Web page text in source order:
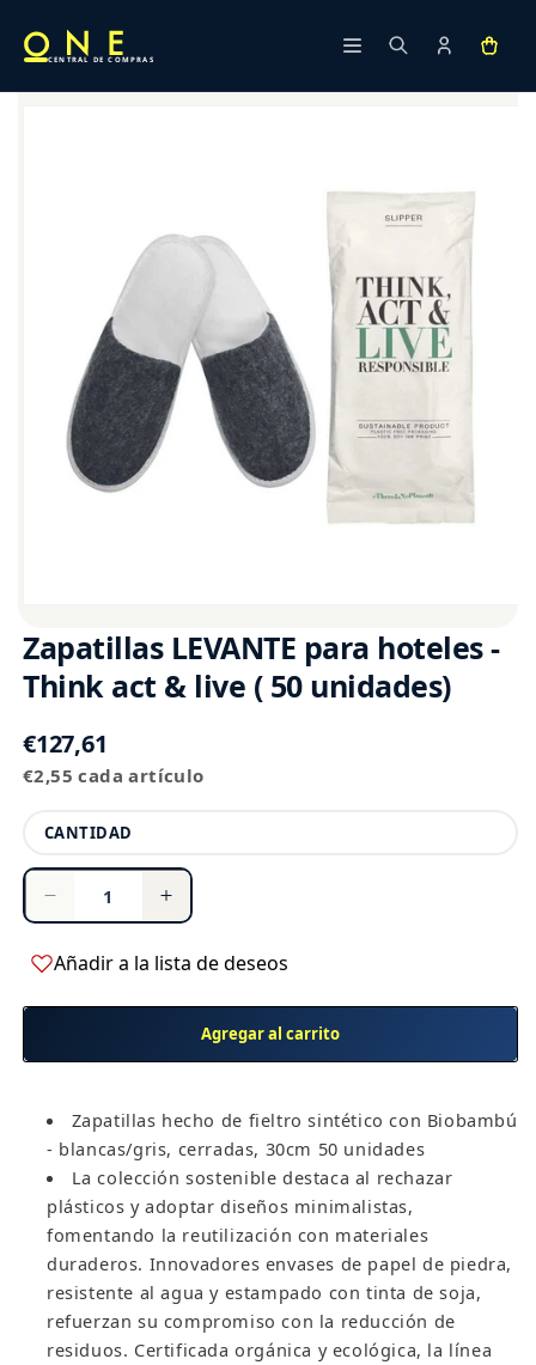
directamente
al contenido
CENTRAL DE COMPRAS
Zapatillas LEVANTE para hoteles -
Think act & live ( 50 unidades)
Precio
habitual
€127,61
Precio
€2,55 cada artículo
Cantidad
CANTIDAD
Reducir
para
Think
act
&amp;
live
(
50
unidades)
Aumentar
para
para
Think
act
&amp;
live
(
50
unidades)
Añadir a la lista de deseos
Agregar al carrito
Zapatillas hecho de fieltro sintético con Biobambú
- blancas/gris, cerradas, 30cm 50 unidades
La colección sostenible destaca al rechazar
plásticos y adoptar diseños minimalistas,
fomentando la reutilización con materiales
duraderos. Innovadores envases de papel de piedra,
resistente al agua y estampado con tinta de soja,
refuerzan su compromiso con la reducción de
residuos. Certificada orgánica y ecológica, la línea